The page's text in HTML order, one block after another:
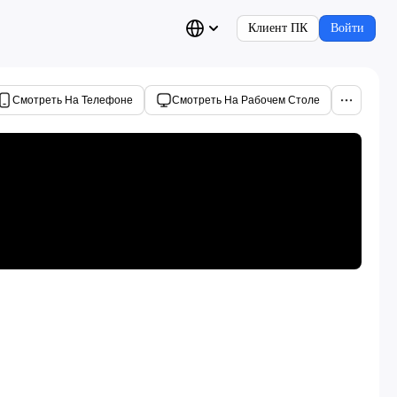
Клиент ПК Войти
Смотреть На Телефоне Смотреть На Рабочем Столе